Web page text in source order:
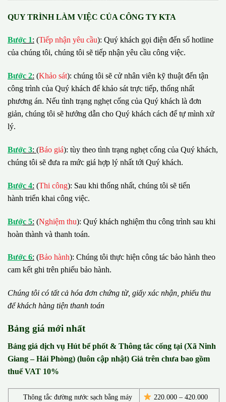
QUY TRÌNH LÀM VIỆC CỦA CÔNG TY KTA
Bước 1: (Tiếp nhận yêu cầu): Quý khách gọi điện đến số hotline
của chúng tôi, chúng tôi sẽ tiếp nhận yêu cầu công việc.
Bước 2: (Khảo sát): chúng tôi sẽ cử nhân viên kỹ thuật đến tận
công trình của Quý khách để khảo sát trực tiếp, thống nhất
phương án. Nếu tình trạng nghẹt cống của Quý khách là đơn
giản, chúng tôi sẽ hướng dẫn cho Quý khách cách để tự mình xử
lý.
Bước 3: (Báo giá): tùy theo tình trạng nghẹt cống của Quý khách,
chúng tôi sẽ đưa ra mức giá hợp lý nhất tới Quý khách.
Bước 4: (Thi công): Sau khi thống nhất, chúng tôi sẽ tiến
hành triển khai công việc.
Bước 5: (Nghiệm thu): Quý khách nghiệm thu công trình sau khi
hoàn thành và thanh toán.
Bước 6: (Bảo hành): Chúng tôi thực hiện công tác bảo hành theo
cam kết ghi trên phiếu bảo hành.
Chúng tôi có tất cả hóa đơn chứng từ, giấy xác nhận, phiếu thu
đểkhách hàng tiện thanh toán
Bảng giá mới nhất
Bảng giá dịch vụ Hút bể phốt & Thông tắc cống tại (Xã Ninh
Giang – Hải Phòng) (luôn cập nhật) Giá trên chưa bao gồm
thuế VAT 10%
Thông tắc đường nước sạch bằng máy
220.000 – 420.000